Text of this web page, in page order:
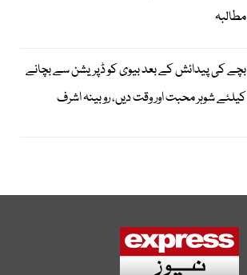
مطالبہ
بچے کی پیدائش کے بعد بیوی کو ڈپریشن سے بچانے
کیلئے شوہر محبت اور وقت دیں، روبینہ اشرف